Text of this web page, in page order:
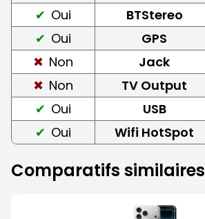
Oui
BTStereo
Oui
GPS
Non
Jack
Non
TV Output
Oui
USB
Oui
Wifi HotSpot
Comparatifs similaires